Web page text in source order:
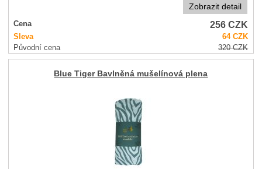
Zobrazit detail
Cena 256CZK
Sleva 64CZK
Původní cena
320CZK
Blue Tiger Bavlněná mušelínová plena